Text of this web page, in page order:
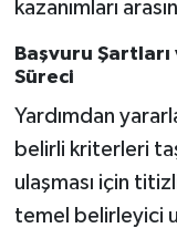
kazanımları
Başvuru
Süreci
Yardımdan
belirli kriterleri
ulaşması için
temel belirleyici